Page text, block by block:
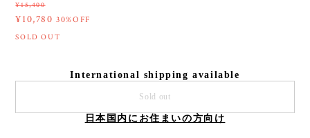
¥15,400
¥10,780 30%OFF
SOLD OUT
International shipping available
Sold out
日本国内にお住まいの方向け